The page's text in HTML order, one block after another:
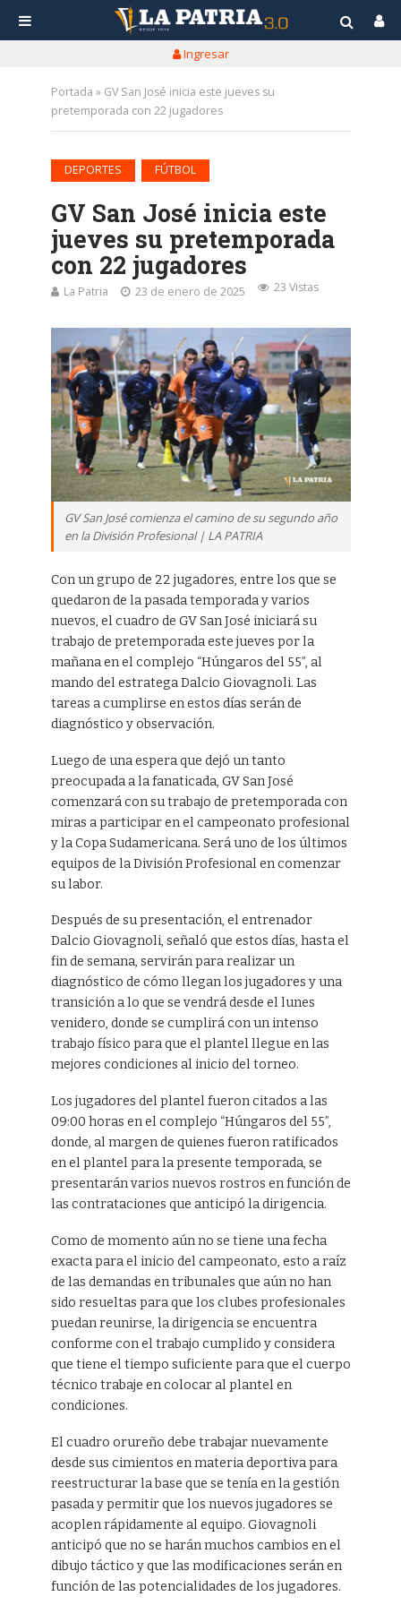
Ingresar
Portada » GV San José inicia este jueves su
pretemporada con 22 jugadores
DEPORTES FÚTBOL
GV San José inicia este
jueves su pretemporada
con 22 jugadores
La Patria 23 de enero de 2025 23 Vistas
GV San José comienza el camino de su segundo año
en la División Profesional | LA PATRIA
Con un grupo de 22 jugadores, entre los que se
quedaron de la pasada temporada y varios
nuevos, el cuadro de GV San José iniciará su
trabajo de pretemporada este jueves por la
mañana en el complejo “Húngaros del 55”, al
mando del estratega Dalcio Giovagnoli. Las
tareas a cumplirse en estos días serán de
diagnóstico y observación.
Luego de una espera que dejó un tanto
preocupada a la fanaticada, GV San José
comenzará con su trabajo de pretemporada con
miras a participar en el campeonato profesional
y la Copa Sudamericana. Será uno de los últimos
equipos de la División Profesional en comenzar
su labor.
Después de su presentación, el entrenador
Dalcio Giovagnoli, señaló que estos días, hasta el
fin de semana, servirán para realizar un
diagnóstico de cómo llegan los jugadores y una
transición a lo que se vendrá desde el lunes
venidero, donde se cumplirá con un intenso
trabajo físico para que el plantel llegue en las
mejores condiciones al inicio del torneo.
Los jugadores del plantel fueron citados a las
09:00 horas en el complejo “Húngaros del 55”,
donde, al margen de quienes fueron ratificados
en el plantel para la presente temporada, se
presentarán varios nuevos rostros en función de
las contrataciones que anticipó la dirigencia.
Como de momento aún no se tiene una fecha
exacta para el inicio del campeonato, esto a raíz
de las demandas en tribunales que aún no han
sido resueltas para que los clubes profesionales
puedan reunirse, la dirigencia se encuentra
conforme con el trabajo cumplido y considera
que tiene el tiempo suficiente para que el cuerpo
técnico trabaje en colocar al plantel en
condiciones.
El cuadro orureño debe trabajar nuevamente
desde sus cimientos en materia deportiva para
reestructurar la base que se tenía en la gestión
pasada y permitir que los nuevos jugadores se
acoplen rápidamente al equipo. Giovagnoli
anticipó que no se harán muchos cambios en el
dibujo táctico y que las modificaciones serán en
función de las potencialidades de los jugadores.